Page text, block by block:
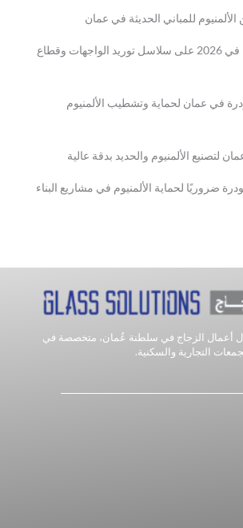
للمباني الحديثة في عمان
تأثير توترات الخليج في 2026 على سلاسل توريد الواجهات وقطاع
في عمان لحماية وتشطيب الألمنيوم
ضروريًا لحماية الألمنيوم في مشاريع البناء
أعمال الزجاج في سلطنة عُمان، متخصصة في
التجارية والسكنية.